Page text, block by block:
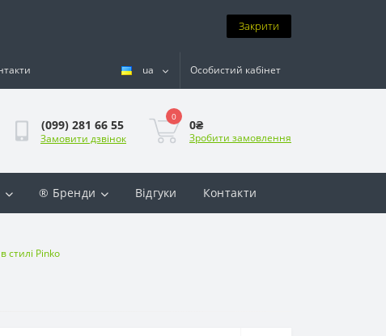
Закрити
ua Особистий кабінет
(099) 281 66 55
Замовити дзвінок
0
0₴
Зробити замовлення
® Бренди Відгуки Контакти
стилі Pinko